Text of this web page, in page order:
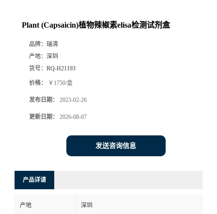
Plant (Capsaicin)植物辣椒素elisa检测试剂盒
品牌： 瑞清
产地： 深圳
货号： RQ-H21193
价格： ￥1750/盒
发布日期： 2023-02-26
更新日期： 2026-08-07
发送咨询信息
产品详请
产地 深圳